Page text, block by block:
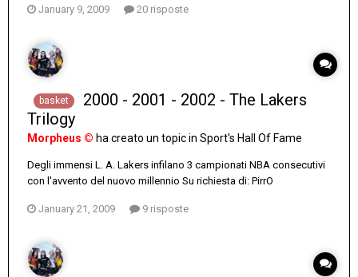
January 9, 2009 20 risposte
basket
2000 - 2001 - 2002 - The Lakers
Trilogy
Morpheus © ha creato un topic in Sport's Hall Of Fame
Degli immensi L. A. Lakers infilano 3 campionati NBA consecutivi
con l'avvento del nuovo millennio Su richiesta di: PirrO
January 21, 2009 9 risposte